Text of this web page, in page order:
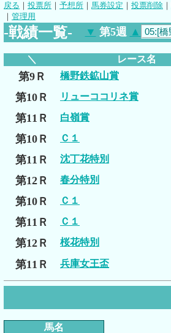
戻る ｜ 投票所 ｜ 予想所 ｜ 馬券設定 ｜ 投票削除 ｜
｜ 管理用
-戦績一覧- ▼ 第5週 ▲
＼ レース名
第9Ｒ 橋野鉄鉱山賞
第10Ｒ リューココリネ賞
第11Ｒ 白嶺賞
第10Ｒ Ｃ１
第11Ｒ 沈丁花特別
第12Ｒ 春分特別
第10Ｒ Ｃ１
第11Ｒ Ｃ１
第12Ｒ 桜花特別
第11Ｒ 兵庫女王盃
馬名